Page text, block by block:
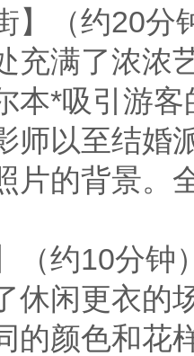
】（约20
充满了浓浓
本*吸引游
师以至结婚
片的背景。
（约10分
休闲更衣的
的颜色和花